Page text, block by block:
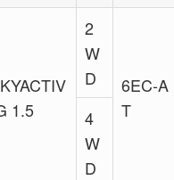
1.5
2
W
D
6EC-A
T
4
W
D